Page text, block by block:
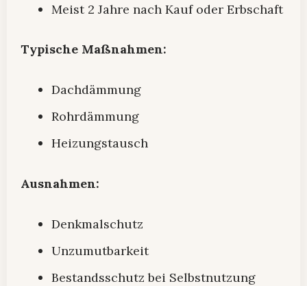
Meist 2 Jahre nach Kauf oder Erbschaft
Typische Maßnahmen:
Dachdämmung
Rohrdämmung
Heizungstausch
Ausnahmen:
Denkmalschutz
Unzumutbarkeit
Bestandsschutz bei Selbstnutzung